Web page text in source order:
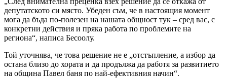
депутатското си място. Убеден съм, че в настоящия момент
мога да бъда по-полезен на нашата общност тук – сред вас, с
конкретни действия и пряка работа по проблемите на
региона“, написа Бесоолу.
Той уточнява, че това решение не е „отстъпление, а избор да
остана близо до хората и да продължа да работя за развитието
на община Павел баня по най-ефективния начин“.